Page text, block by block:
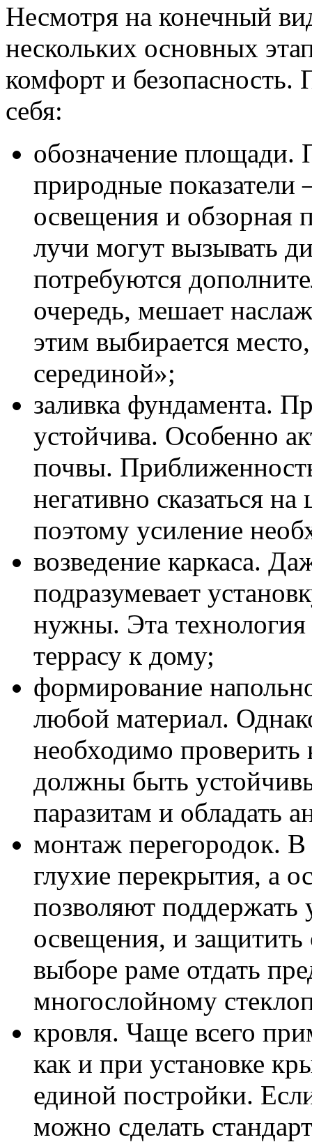
Несмотря на конечный
нескольких основных
комфорт и безопасность.
себя:
обозначение площади.
природные показатели
освещения и обзорная
лучи могут вызывать
потребуются
очередь, мешает
этим выбирается
серединой»;
заливка фундамента.
устойчива. Особенно
почвы.
негативно сказаться
поэтому усиление
возведение каркаса.
подразумевает
нужны. Эта технология
террасу к дому;
формирование
любой материал.
необходимо проверить
должны быть
паразитам и обладать
монтаж перегородок. В
глухие перекрытия, а
позволяют поддержать
освещения, и
выборе раме отдать
многослойному
кровля. Чаще всего
как и при установке
единой постройки.
можно сделать